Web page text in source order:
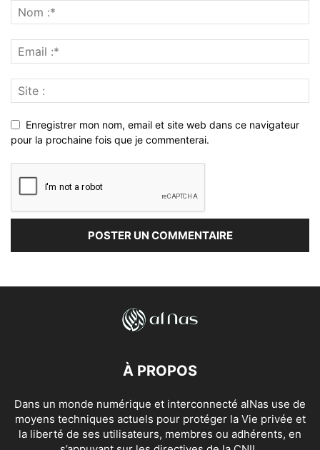
Enregistrer mon nom, email et site web dans ce navigateur
pour la prochaine fois que je commenterai.
À PROPOS
Dans un monde numérique et interconnecté alNas use de
moyens techniques actuels pour protéger la Vie privée et
la liberté de ses utilisateurs, membres ou adhérents, en